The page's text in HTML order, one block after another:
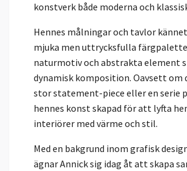
konstverk både moderna och
Hennes målningar och tavlor
mjuka men uttrycksfulla
naturmotiv och abstrakta element
dynamisk komposition. Oavsett om
stor statement-piece eller en serie
hennes konst skapad för att lyfta
interiörer med värme och stil.
Med en bakgrund inom grafisk
ägnar Annick sig idag åt att skapa